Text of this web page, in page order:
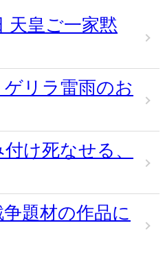
天皇ご一家黙
リラ雷雨のお
け死なせる、
題材の作品に